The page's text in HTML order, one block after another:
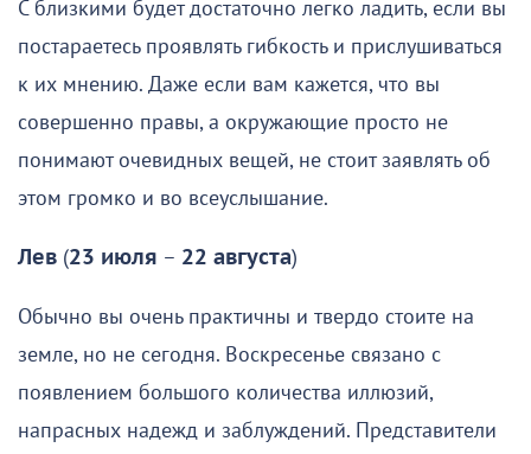
С близкими будет достаточно легко ладить, если вы
постараетесь проявлять гибкость и прислушиваться
к их мнению. Даже если вам кажется, что вы
совершенно правы, а окружающие просто не
понимают очевидных вещей, не стоит заявлять об
этом громко и во всеуслышание.
Лев (23 июля – 22 августа)
Обычно вы очень практичны и твердо стоите на
земле, но не сегодня. Воскресенье связано с
появлением большого количества иллюзий,
напрасных надежд и заблуждений. Представители